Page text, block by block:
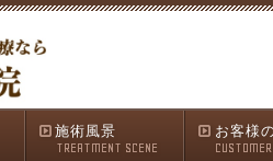
施術風景
TREATMENT SCENE
お客様